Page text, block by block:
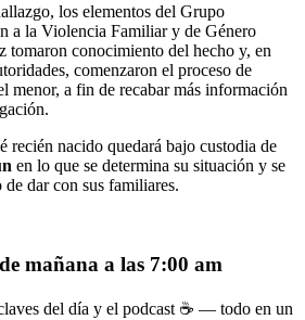
los elementos del Grupo
a la Violencia Familiar y de Género
tomaron conocimiento del hecho y, en
comenzaron el proceso de
menor, a fin de recabar más información
recién nacido quedará bajo custodia de
en lo que se determina su situación y se
dar con sus familiares.
mañana a las 7:00 am
del día y el podcast ☕ — todo en un